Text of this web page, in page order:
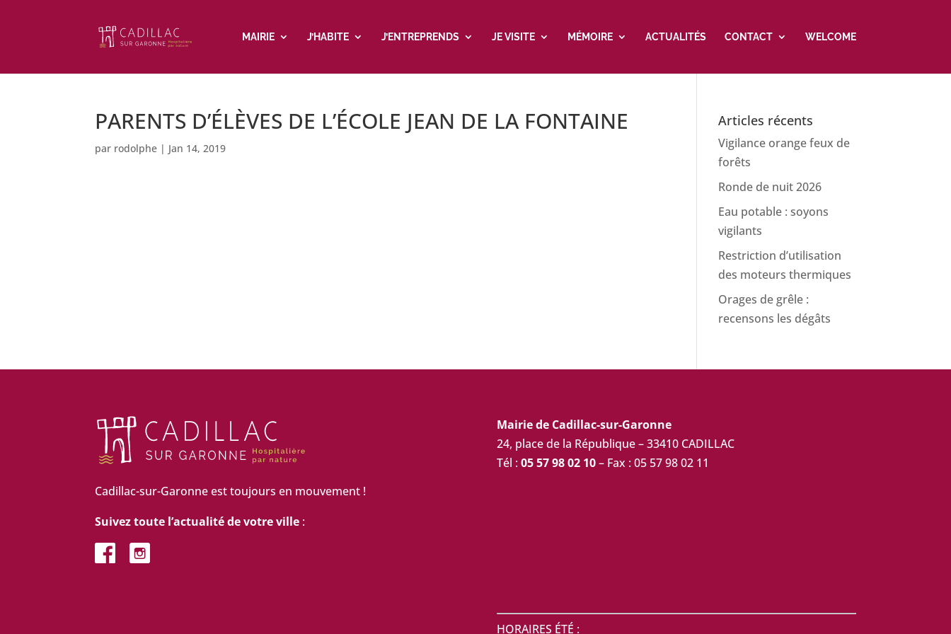
MAIRIE J’HABITE J’ENTREPRENDS JE VISITE MÉMOIRE ACTUALITÉS CONTACT WELCOME
PARENTS D’ÉLÈVES DE L’ÉCOLE JEAN DE LA FONTAINE
par rodolphe | Jan 14, 2019
Articles récents
Vigilance orange feux de
forêts
Ronde de nuit 2026
Eau potable : soyons
vigilants
Restriction d’utilisation
des moteurs thermiques
Orages de grêle :
recensons les dégâts
Cadillac-sur-Garonne est toujours en mouvement !
Suivez toute l’actualité de votre ville :
Mairie de Cadillac-sur-Garonne
24, place de la République – 33410 CADILLAC
Tél :05 57 98 02 10– Fax : 05 57 98 02 11
HORAIRES ÉTÉ :